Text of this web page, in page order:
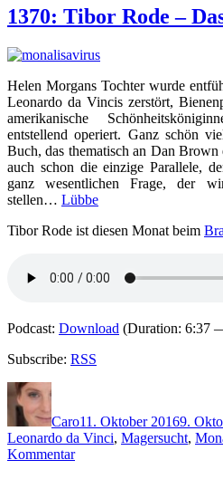
1370: Tibor Rode –
Helen Morgans Tochter wurde
Leonardo da Vincis zerstört,
amerikanische
entstellend operiert. Ganz schön
Buch, das thematisch an Dan
auch schon die einzige Parallele,
ganz wesentlichen Frage, der
stellen… Lübbe
Tibor Rode ist diesen Monat beim
Podcast: Download (Duration: 6:37
Subscribe: RSS
Autor
Caro11. Oktober 20169.
Leonardo da Vinci, Magersucht,
Kommentarzu